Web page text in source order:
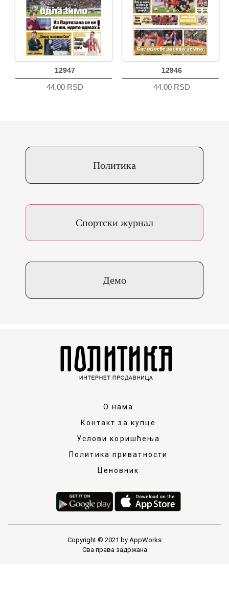
12947
44.00 RSD
12946
44.00 RSD
Политика
Спортски журнал
Демо
О нама
Контакт за купце
Услови коришћења
Политика приватности
Ценовник
Copyright © 2021 by AppWorks
Сва права задржана